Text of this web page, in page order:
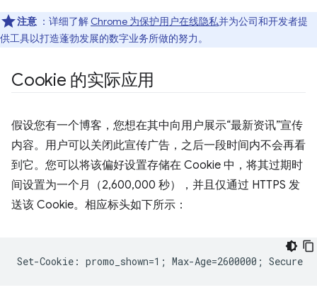
注意 ：详细了解 Chrome 为保护用户在线隐私并为公司和开发者提
供工具以打造蓬勃发展的数字业务所做的努力。
Cookie 的实际应用
假设您有一个博客，您想在其中向用户展示“最新资讯”宣传
内容。用户可以关闭此宣传广告，之后一段时间内不会再看
到它。您可以将该偏好设置存储在 Cookie 中，将其过期时
间设置为一个月（2,600,000 秒），并且仅通过 HTTPS 发
送该 Cookie。相应标头如下所示：